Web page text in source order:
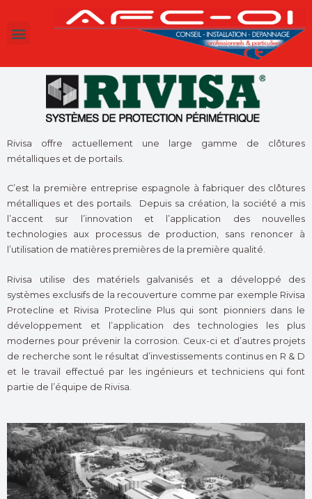
Rivisa offre actuellement une large gamme de clôtures
métalliques et de portails.
C’est la première entreprise espagnole à fabriquer des clôtures
métalliques et des portails. Depuis sa création, la société a mis
l’accent sur l’innovation et l’application des nouvelles
technologies aux processus de production, sans renoncer à
l’utilisation de matières premières de la première qualité.
Rivisa utilise des matériels galvanisés et a développé des
systèmes exclusifs de la recouverture comme par exemple Rivisa
Protecline et Rivisa Protecline Plus qui sont pionniers dans le
développement et l’application des technologies les plus
modernes pour prévenir la corrosion. Ceux-ci et d’autres projets
de recherche sont le résultat d’investissements continus en R & D
et le travail effectué par les ingénieurs et techniciens qui font
partie de l’équipe de Rivisa.